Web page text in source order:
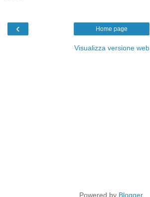
‹ Home page
Visualizza versione web
Powered by Blogger.